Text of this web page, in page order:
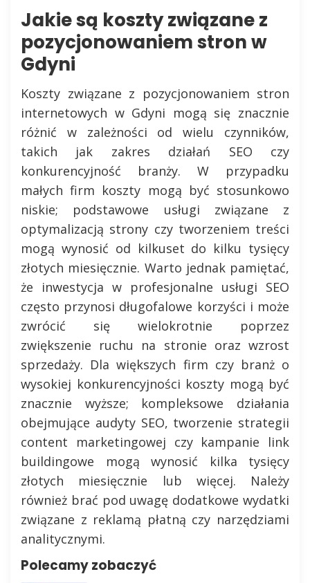
Jakie są koszty związane z
pozycjonowaniem stron w
Gdyni
Koszty związane z pozycjonowaniem stron
internetowych w Gdyni mogą się znacznie
różnić w zależności od wielu czynników,
takich jak zakres działań SEO czy
konkurencyjność branży. W przypadku
małych firm koszty mogą być stosunkowo
niskie; podstawowe usługi związane z
optymalizacją strony czy tworzeniem treści
mogą wynosić od kilkuset do kilku tysięcy
złotych miesięcznie. Warto jednak pamiętać,
że inwestycja w profesjonalne usługi SEO
często przynosi długofalowe korzyści i może
zwrócić się wielokrotnie poprzez
zwiększenie ruchu na stronie oraz wzrost
sprzedaży. Dla większych firm czy branż o
wysokiej konkurencyjności koszty mogą być
znacznie wyższe; kompleksowe działania
obejmujące audyty SEO, tworzenie strategii
content marketingowej czy kampanie link
buildingowe mogą wynosić kilka tysięcy
złotych miesięcznie lub więcej. Należy
również brać pod uwagę dodatkowe wydatki
związane z reklamą płatną czy narzędziami
analitycznymi.
Polecamy zobaczyć